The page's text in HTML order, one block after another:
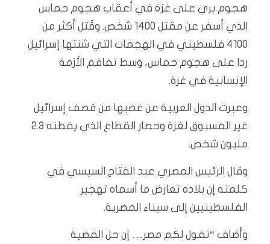
هجوم بري على غزة في أعقاب هجوم حماس
الذي أسفر عن مقتل 1400 شخص. وقُتل أكثر من
4100 فلسطيني في الهجمات التي شنتها إسرائيل
ردا على هجوم حماس، وسط تفاقم الأزمة
الإنسانية في غزة.
وعبرت الدول العربية عن غضبها من قصف إسرائيل
غير المسبوق لغزة وحصار القطاع الذي يقطنه 2.3
مليون شخص.
وقال الرئيس المصري عبد الفتاح السيسي في
كلمته إن بلاده تعارض ما أسماه تهجير
الفلسطينيين إلى سيناء المصرية.
وأضاف “تقول لكم مصر… إن حل القضية